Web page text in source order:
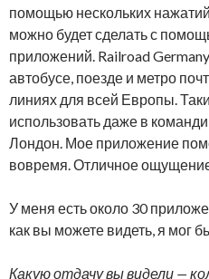
помощью нескольких нажатий
можно будет сделать с
приложений. Railroad
автобусе, поезде и метро
линиях для всей Европы.
использовать даже в
Лондон. Мое приложение
вовремя. Отличное
У меня есть около 30
как вы можете видеть, я мог
Какую отдачу вы видели —